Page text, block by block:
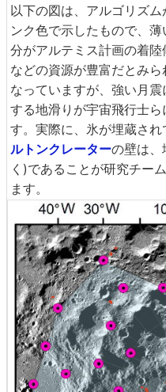
以下の図は、アルゴリズ
ンク色で示したもので、
分がアルテミス計画の着
などの資源が豊富だとみ
なっていますが、強い月
する地滑りが宇宙飛行士
す。実際に、氷が埋蔵さ
ルトンクレーターの壁は、
く)であることが研究チー
ます。